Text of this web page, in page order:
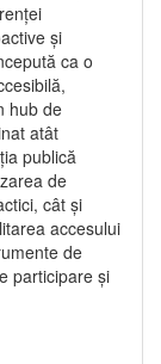
și
ca o
hub de
atât
publică
de
cât și
accesului
de
participare și